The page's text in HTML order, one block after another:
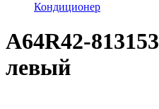
Кондиционер
A64R42-
левый